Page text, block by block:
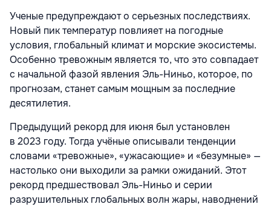
Ученые предупреждают о серьезных последствиях.
Новый пик температур повлияет на погодные
условия, глобальный климат и морские экосистемы.
Особенно тревожным является то, что это совпадает
с начальной фазой явления Эль-Ниньо, которое, по
прогнозам, станет самым мощным за последние
десятилетия.
Предыдущий рекорд для июня был установлен
в 2023 году. Тогда учёные описывали тенденции
словами «тревожные», «ужасающие» и «безумные» —
настолько они выходили за рамки ожиданий. Этот
рекорд предшествовал Эль-Ниньо и серии
разрушительных глобальных волн жары, наводнений